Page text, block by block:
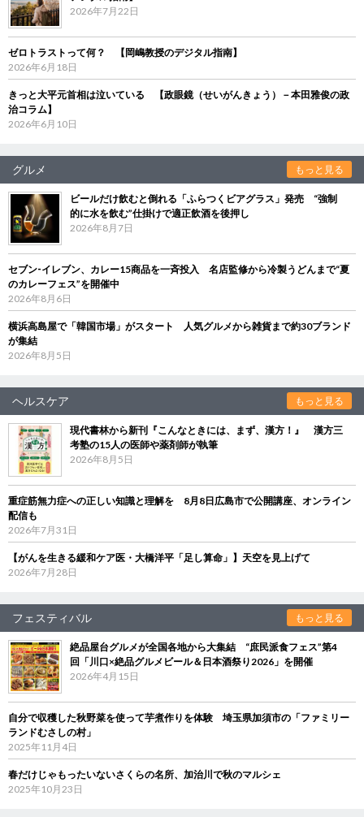
2026年7月22日
ゼロトラストって何？ 【岡嶋教授のデジタル指南】
2026年6月18日
きっと大平元首相は泣いている 【政眼鏡（せいがんきょう）－本田雅俊の政
治コラム】
2026年6月10日
グルメ もっと見る
ビールだけ飲むと倒れる「ふらつくビアグラス」発売 “強制
的に水を飲む”仕掛けで適正飲酒を後押し
2026年8月7日
セブン‐イレブン、カレー15商品を一斉投入 名店監修から冷製うどんまで“夏
のカレーフェス”を開催中
2026年8月6日
横浜高島屋で「韓国市場」がスタート 人気グルメから雑貨まで約30ブランド
が集結
2026年8月5日
ヘルスケア もっと見る
現代書林から新刊『こんなときには、まず、漢方！』 漢方三
考塾の15人の医師や薬剤師が執筆
2026年8月5日
重症筋無力症への正しい知識と理解を 8月8日広島市で公開講座、オンライン
配信も
2026年7月31日
【がんを生きる緩和ケア医・大橋洋平「足し算命」】天空を見上げて
2026年7月28日
フェスティバル もっと見る
絶品屋台グルメが全国各地から大集結 “庶民派食フェス”第4
回「川口×絶品グルメビール＆日本酒祭り2026」を開催
2026年4月15日
自分で収穫した秋野菜を使って芋煮作りを体験 埼玉県加須市の「ファミリー
ランドむさしの村」
2025年11月4日
春だけじゃもったいないさくらの名所、加治川で秋のマルシェ
2025年10月23日